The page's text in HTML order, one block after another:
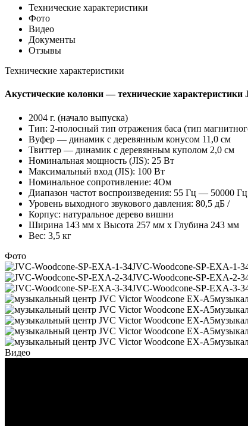
Технические характеристики
Фото
Видео
Документы
Отзывы
Технические характеристики
Акустические колонки — технические
2004 г. (начало выпуска)
Тип: 2-полосный тип отражения баса (тип
Вуфер — динамик с деревянным конусом 11,0 см
Твиттер — динамик с деревянным куполом 2,0 см
Номинальная мощность (JIS): 25 Вт
Максимальный вход (JIS): 100 Вт
Номинальное сопротивление: 4Ом
Диапазон частот воспроизведения: 55 Гц — 50000 Гц
Уровень выходного звукового давления: 80,5 дБ /
Корпус: натуральное дерево вишни
Ширина 143 мм x Высота 257 мм x Глубина 243 мм
Вес: 3,5 кг
Фото
JVC-Woodcone-SP-EXA-1-
JVC-Woodcone-SP-EXA-2-
JVC-Woodcone-SP-EXA-3-
Видео